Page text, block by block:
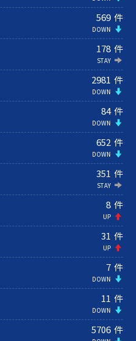
569 件
178 件
2981 件
84 件
652 件
351 件
8 件
31 件
7 件
11 件
5706 件